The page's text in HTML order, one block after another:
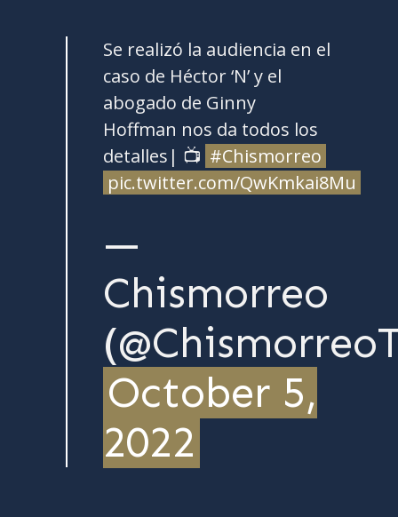
Se realizó la audiencia en el
caso de Héctor ‘N’ y el
abogado de Ginny
Hoffman nos da todos los
detalles| 📺 #Chismorreo
pic.twitter.com/QwKmkai8Mu
—
Chismorreo
October 5,
2022